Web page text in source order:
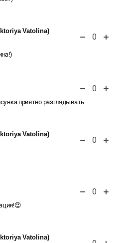
Vatolina)
0
0
приятно разглядывать.
Vatolina)
0
0
Vatolina)